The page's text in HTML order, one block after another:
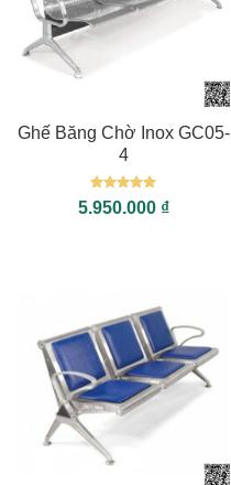
Ghế Băng Chờ Inox GC05-
4
Được xếp
hạng55
5.950.000 ₫